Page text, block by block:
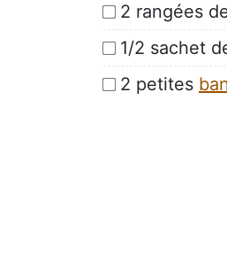
2 rangées
1/2 sachet
2 petites